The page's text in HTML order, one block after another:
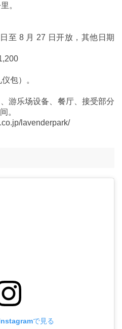
。
至 8 月 27 日开放，其他日期
包）。
游乐场设备、餐厅、接受部分
。
lavenderpark/
で見る